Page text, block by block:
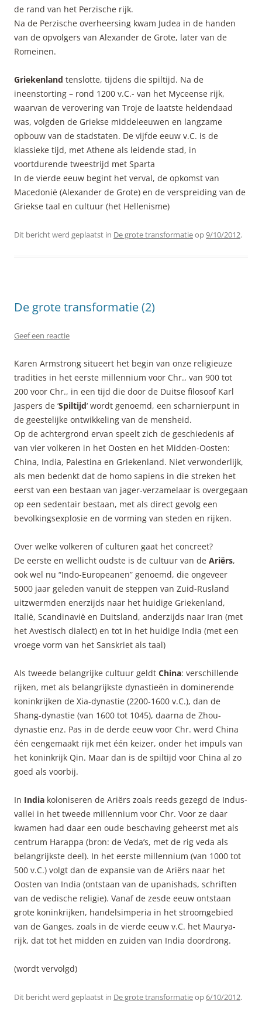
de rand van het Perzische rijk.
Na de Perzische overheersing kwam Judea in de handen
van de opvolgers van Alexander de Grote, later van de
Romeinen.
Griekenland tenslotte, tijdens die spiltijd. Na de
ineenstorting – rond 1200 v.C.- van het Myceense rijk,
waarvan de verovering van Troje de laatste heldendaad
was, volgden de Griekse middeleeuwen en langzame
opbouw van de stadstaten. De vijfde eeuw v.C. is de
klassieke tijd, met Athene als leidende stad, in
voortdurende tweestrijd met Sparta
In de vierde eeuw begint het verval, de opkomst van
Macedonië (Alexander de Grote) en de verspreiding van de
Griekse taal en cultuur (het Hellenisme)
Dit bericht werd geplaatst in De grote transformatieop9/10/2012.
De grote transformatie (2)
Geef een reactie
Karen Armstrong situeert het begin van onze religieuze
tradities in het eerste millennium voor Chr., van 900 tot
200 voor Chr., in een tijd die door de Duitse filosoof Karl
Jaspers de ‘Spiltijd‘ wordt genoemd, een scharnierpunt in
de geestelijke ontwikkeling van de mensheid.
Op de achtergrond ervan speelt zich de geschiedenis af
van vier volkeren in het Oosten en het Midden-Oosten:
China, India, Palestina en Griekenland. Niet verwonderlijk,
als men bedenkt dat de homo sapiens in die streken het
eerst van een bestaan van jager-verzamelaar is overgegaan
op een sedentair bestaan, met als direct gevolg een
bevolkingsexplosie en de vorming van steden en rijken.
Over welke volkeren of culturen gaat het concreet?
De eerste en wellicht oudste is de cultuur van de Ariërs,
ook wel nu “Indo-Europeanen” genoemd, die ongeveer
5000 jaar geleden vanuit de steppen van Zuid-Rusland
uitzwermden enerzijds naar het huidige Griekenland,
Italië, Scandinavië en Duitsland, anderzijds naar Iran (met
het Avestisch dialect) en tot in het huidige India (met een
vroege vorm van het Sanskriet als taal)
Als tweede belangrijke cultuur geldt China: verschillende
rijken, met als belangrijkste dynastieën in dominerende
koninkrijken de Xia-dynastie (2200-1600 v.C.), dan de
Shang-dynastie (van 1600 tot 1045), daarna de Zhou-
dynastie enz. Pas in de derde eeuw voor Chr. werd China
één eengemaakt rijk met één keizer, onder het impuls van
het koninkrijk Qin. Maar dan is de spiltijd voor China al zo
goed als voorbij.
In India koloniseren de Ariërs zoals reeds gezegd de Indus-
vallei in het tweede millennium voor Chr. Voor ze daar
kwamen had daar een oude beschaving geheerst met als
centrum Harappa (bron: de Veda’s, met de rig veda als
belangrijkste deel). In het eerste millennium (van 1000 tot
500 v.C.) volgt dan de expansie van de Ariërs naar het
Oosten van India (ontstaan van de upanishads, schriften
van de vedische religie). Vanaf de zesde eeuw ontstaan
grote koninkrijken, handelsimperia in het stroomgebied
van de Ganges, zoals in de vierde eeuw v.C. het Maurya-
rijk, dat tot het midden en zuiden van India doordrong.
(wordt vervolgd)
Dit bericht werd geplaatst in De grote transformatieop6/10/2012.